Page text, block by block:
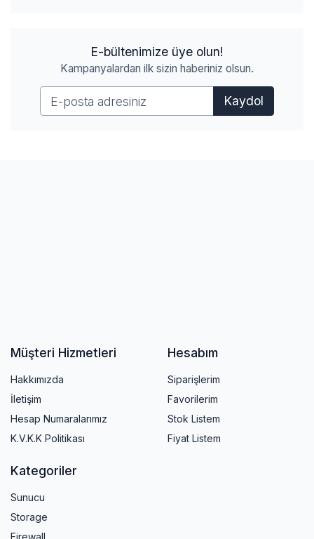
E-bültenimize üye olun!
Kampanyalardan ilk sizin haberiniz olsun.
Kaydol
Müşteri Hizmetleri
Hakkımızda
İletişim
Hesap Numaralarımız
K.V.K.K Politikası
Hesabım
Siparişlerim
Favorilerim
Stok Listem
Fiyat Listem
Kategoriler
Sunucu
Storage
Firewall